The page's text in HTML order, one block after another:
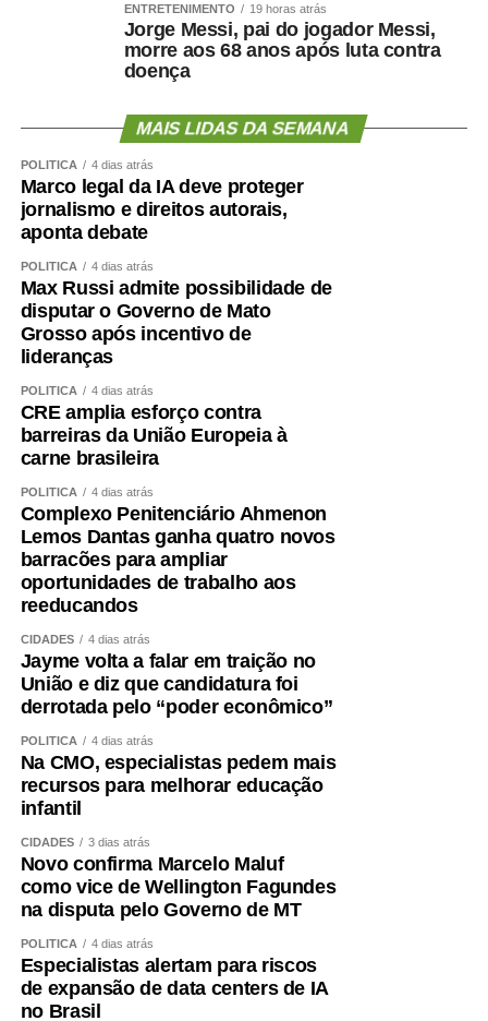
ENTRETENIMENTO 19 horas atrás
Jorge Messi, pai do jogador Messi,
morre aos 68 anos após luta contra
doença
MAIS LIDAS DA SEMANA
POLÍTICA 4 dias atrás
Marco legal da IA deve proteger
jornalismo e direitos autorais,
aponta debate
POLÍTICA 4 dias atrás
Max Russi admite possibilidade de
disputar o Governo de Mato
Grosso após incentivo de
lideranças
POLÍTICA 4 dias atrás
CRE amplia esforço contra
barreiras da União Europeia à
carne brasileira
POLÍTICA 4 dias atrás
Complexo Penitenciário Ahmenon
Lemos Dantas ganha quatro novos
barracões para ampliar
oportunidades de trabalho aos
reeducandos
CIDADES 4 dias atrás
Jayme volta a falar em traição no
União e diz que candidatura foi
derrotada pelo “poder econômico”
POLÍTICA 4 dias atrás
Na CMO, especialistas pedem mais
recursos para melhorar educação
infantil
CIDADES 3 dias atrás
Novo confirma Marcelo Maluf
como vice de Wellington Fagundes
na disputa pelo Governo de MT
POLÍTICA 4 dias atrás
Especialistas alertam para riscos
de expansão de data centers de IA
no Brasil